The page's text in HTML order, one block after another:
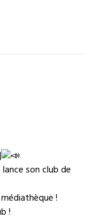
son club de
!
!